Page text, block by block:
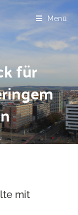
Menü
für
mit